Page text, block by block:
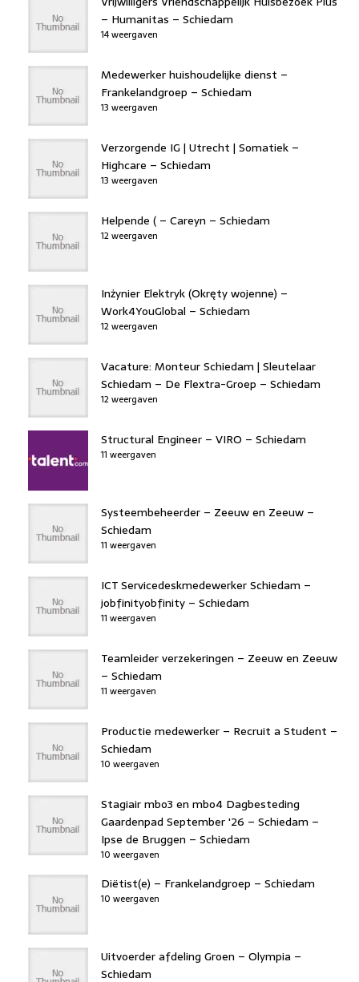
– Humanitas – Schiedam
14 weergaven
Medewerker huishoudelijke dienst –
Frankelandgroep – Schiedam
13 weergaven
Verzorgende IG | Utrecht | Somatiek –
Highcare – Schiedam
13 weergaven
Helpende ( – Careyn – Schiedam
12 weergaven
Inżynier Elektryk (Okręty wojenne) –
Work4YouGlobal – Schiedam
12 weergaven
Vacature: Monteur Schiedam | Sleutelaar
Schiedam – De Flextra-Groep – Schiedam
12 weergaven
Structural Engineer – VIRO – Schiedam
11 weergaven
Systeembeheerder – Zeeuw en Zeeuw –
Schiedam
11 weergaven
ICT Servicedeskmedewerker Schiedam –
jobfinityobfinity – Schiedam
11 weergaven
Teamleider verzekeringen – Zeeuw en Zeeuw
– Schiedam
11 weergaven
Productie medewerker – Recruit a Student –
Schiedam
10 weergaven
Stagiair mbo3 en mbo4 Dagbesteding
Gaardenpad September '26 – Schiedam –
Ipse de Bruggen – Schiedam
10 weergaven
Diëtist(e) – Frankelandgroep – Schiedam
10 weergaven
Uitvoerder afdeling Groen – Olympia –
Schiedam